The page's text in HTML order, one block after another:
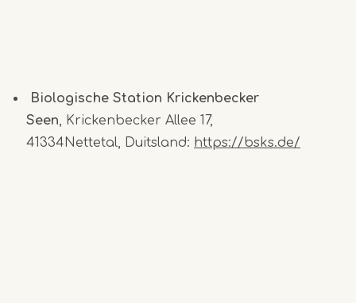
Biologische Station Krickenbecker
Seen, Krickenbecker Allee 17,
41334Nettetal, Duitsland: https://bsks.de/